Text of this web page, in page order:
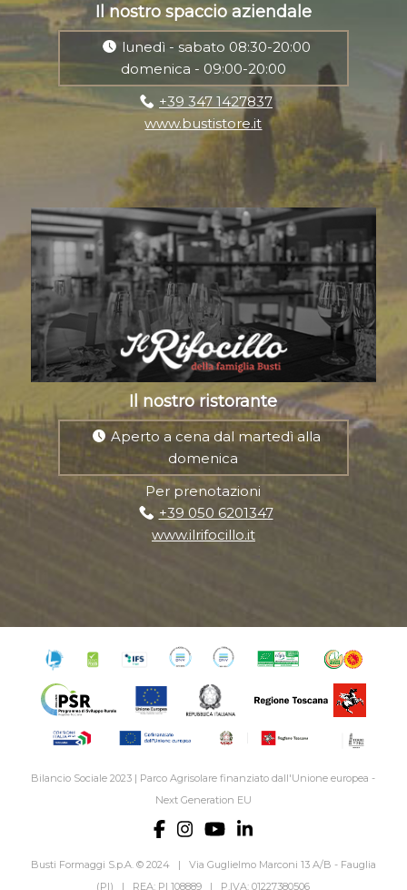
Il nostro spaccio aziendale
lunedì - sabato 08:30-20:00
domenica - 09:00-20:00
+39 347 1427837
www.bustistore.it
Il nostro ristorante
Aperto a cena dal martedì alla
domenica
Per prenotazioni
+39 050 6201347
www.ilrifocillo.it
Bilancio Sociale 2023 | Parco Agrisolare finanziato dall'Unione europea -
Next Generation EU
Busti Formaggi S.p.A. © 2024 | Via Guglielmo Marconi 13 A/B - Fauglia
(PI) | REA: PI 108889 | P.IVA: 01227380506